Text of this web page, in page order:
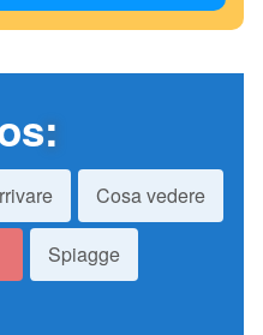
:
Cosa vedere
Spiagge